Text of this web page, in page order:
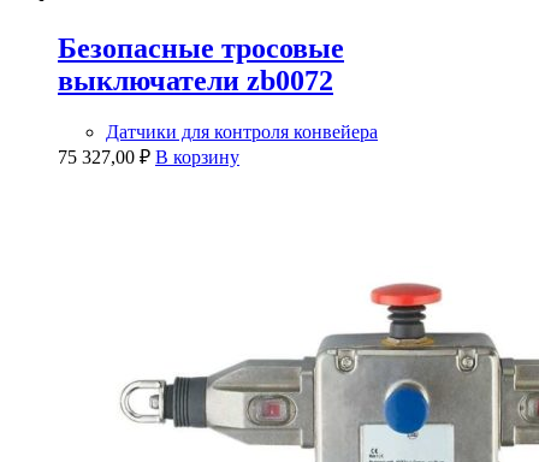
Безопасные тросовые
выключатели zb0072
Датчики для контроля конвейера
75 327,00 ₽ В корзину